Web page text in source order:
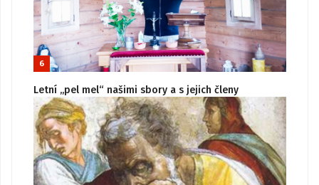
6
Letní „pel mel“ našimi sbory a s jejich členy